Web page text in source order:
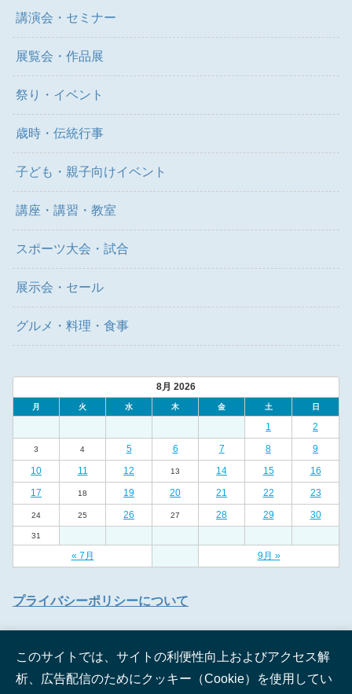
講演会・セミナー
展覧会・作品展
祭り・イベント
歳時・伝統行事
子ども・親子向けイベント
講座・講習・教室
スポーツ大会・試合
展示会・セール
グルメ・料理・食事
8月 2026
月 火 水 木 金 土 日
1 2
3 4 5 6 7 8
9
10
11 12 13 14 15
16
17
18 19 20 21 22 23
24 25 26 27 28 29 30
31
« 7月 9月 »
プライバシーポリシーについて
このサイトでは、サイトの利便性向上およびアクセス解
析、広告配信のためにクッキー（Cookie）を使用してい